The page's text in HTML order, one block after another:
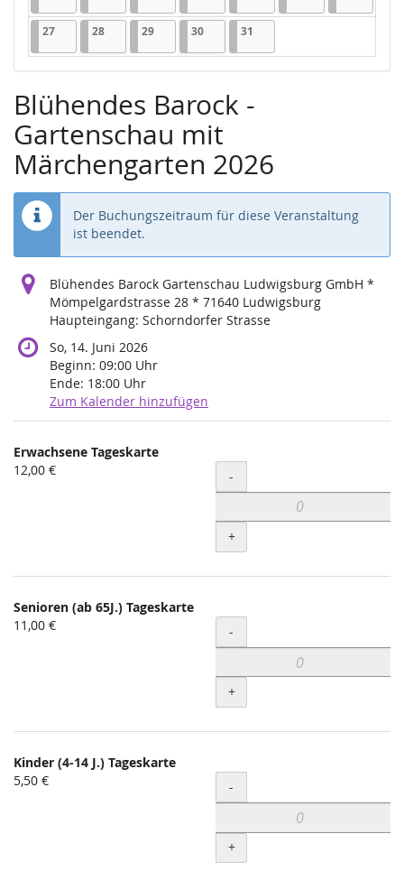
2727.07.2026
1 Veranstaltung
2828.07.2026
1 Veranstaltung
2929.07.2026
1 Veranstaltung
3030.07.2026
1 Veranstaltung
31
Blühendes Barock -
Gartenschau mit
Märchengarten 2026
Der Buchungszeitraum für diese Veranstaltung
ist beendet.
Blühendes Barock Gartenschau Ludwigsburg GmbH *
Mömpelgardstrasse 28 * 71640 Ludwigsburg
Haupteingang: Schorndorfer Strasse
So, 14. Juni 2026
Beginn: 09:00 Uhr
Ende: 18:00 Uhr
Zum Kalender hinzufügen
Produkte
Unkategorisierte
Erwachsene Tageskarte
12,00 €
Menge
-
+
Senioren (ab 65J.) Tageskarte
11,00 €
Menge
-
+
Kinder (4-14 J.) Tageskarte
5,50 €
Menge
-
+